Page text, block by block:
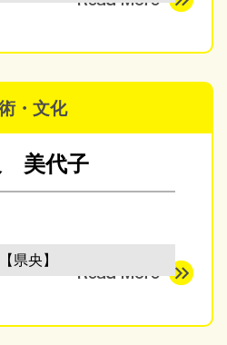
・文化
美代子
【県央】